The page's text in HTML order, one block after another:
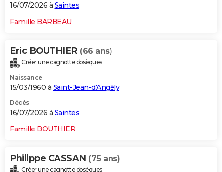
16/07/2026 à Saintes
Famille BARBEAU
Eric BOUTHIER (66 ans)
Créer une cagnotte obsèques
Naissance
15/03/1960 à Saint-Jean-d'Angély
Décès
16/07/2026 à Saintes
Famille BOUTHIER
Philippe CASSAN (75 ans)
Créer une cagnotte obsèques